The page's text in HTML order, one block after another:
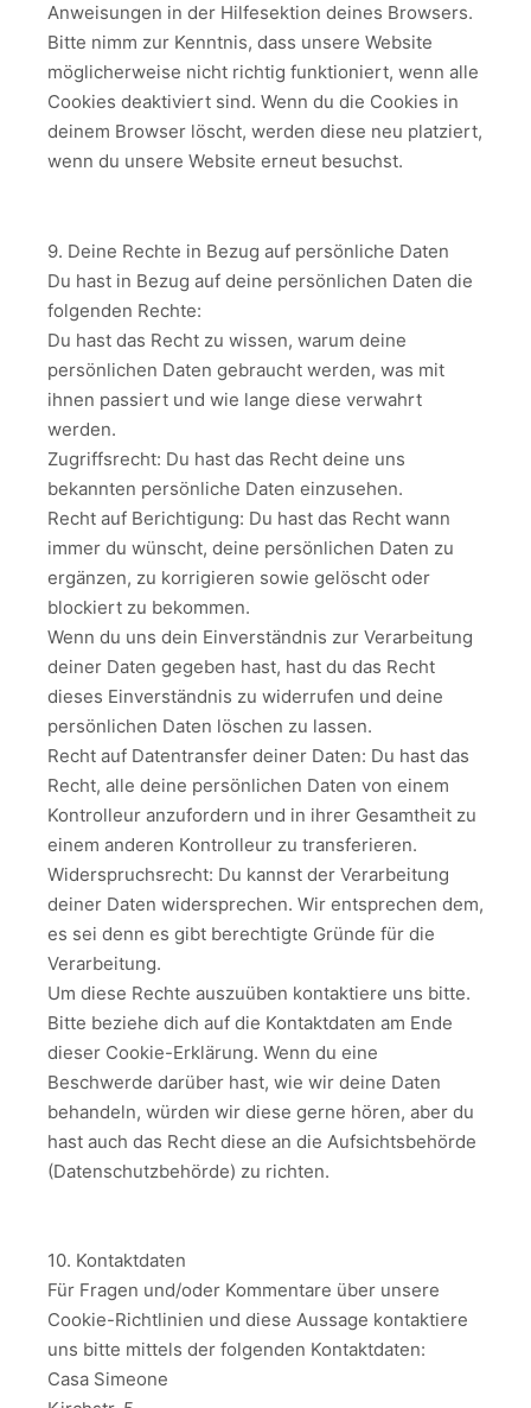
Anweisungen in der Hilfesektion deines Browsers.
Bitte nimm zur Kenntnis, dass unsere Website
möglicherweise nicht richtig funktioniert, wenn alle
Cookies deaktiviert sind. Wenn du die Cookies in
deinem Browser löscht, werden diese neu platziert,
wenn du unsere Website erneut besuchst.
9. Deine Rechte in Bezug auf persönliche Daten
Du hast in Bezug auf deine persönlichen Daten die
folgenden Rechte:
Du hast das Recht zu wissen, warum deine
persönlichen Daten gebraucht werden, was mit
ihnen passiert und wie lange diese verwahrt
werden.
Zugriffsrecht: Du hast das Recht deine uns
bekannten persönliche Daten einzusehen.
Recht auf Berichtigung: Du hast das Recht wann
immer du wünscht, deine persönlichen Daten zu
ergänzen, zu korrigieren sowie gelöscht oder
blockiert zu bekommen.
Wenn du uns dein Einverständnis zur Verarbeitung
deiner Daten gegeben hast, hast du das Recht
dieses Einverständnis zu widerrufen und deine
persönlichen Daten löschen zu lassen.
Recht auf Datentransfer deiner Daten: Du hast das
Recht, alle deine persönlichen Daten von einem
Kontrolleur anzufordern und in ihrer Gesamtheit zu
einem anderen Kontrolleur zu transferieren.
Widerspruchsrecht: Du kannst der Verarbeitung
deiner Daten widersprechen. Wir entsprechen dem,
es sei denn es gibt berechtigte Gründe für die
Verarbeitung.
Um diese Rechte auszuüben kontaktiere uns bitte.
Bitte beziehe dich auf die Kontaktdaten am Ende
dieser Cookie-Erklärung. Wenn du eine
Beschwerde darüber hast, wie wir deine Daten
behandeln, würden wir diese gerne hören, aber du
hast auch das Recht diese an die Aufsichtsbehörde
(Datenschutzbehörde) zu richten.
10. Kontaktdaten
Für Fragen und/oder Kommentare über unsere
Cookie-Richtlinien und diese Aussage kontaktiere
uns bitte mittels der folgenden Kontaktdaten:
Casa Simeone